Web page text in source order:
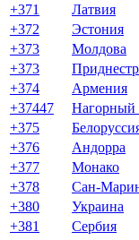
+371
Латвия
+372
Эстония
+373
Молдова
+373
+374
Армения
+37447
Нагорный
+375
+376
Андорра
+377
Монако
+378
Сан-
+380
Украина
+381
Сербия